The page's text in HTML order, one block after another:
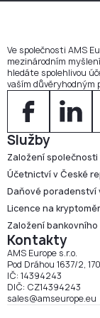
Ve společnosti AMS
mezinárodním
hledáte spolehlivou
vaším důvěryhodným
Služby
Založení
Účetnictví v České
Daňové poradenství
Licence na
Založení
Kontakty
AMS Europe s.r.o.
Pod Dráhou 1637/2,
IČ: 14394243
DIČ: CZ14394243
sales@amseurope.eu